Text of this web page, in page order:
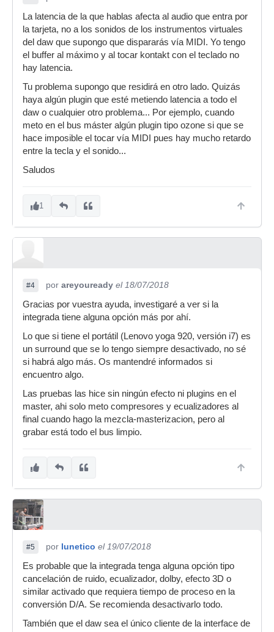
La latencia de la que hablas afecta al audio que entra por
la tarjeta, no a los sonidos de los instrumentos virtuales
del daw que supongo que dispararás vía MIDI. Yo tengo
el buffer al máximo y al tocar kontakt con el teclado no
hay latencia.
Tu problema supongo que residirá en otro lado. Quizás
haya algún plugin que esté metiendo latencia a todo el
daw o cualquier otro problema... Por ejemplo, cuando
meto en el bus máster algún plugin tipo ozone si que se
hace imposible el tocar vía MIDI pues hay mucho retardo
entre la tecla y el sonido...
Saludos
1
#4 por areyouready el 18/07/2018
Gracias por vuestra ayuda, investigaré a ver si la
integrada tiene alguna opción más por ahí.
Lo que si tiene el portátil (Lenovo yoga 920, versión i7) es
un surround que se lo tengo siempre desactivado, no sé
si habrá algo más. Os mantendré informados si
encuentro algo.
Las pruebas las hice sin ningún efecto ni plugins en el
master, ahi solo meto compresores y ecualizadores al
final cuando hago la mezcla-masterizacion, pero al
grabar está todo el bus limpio.
#5 por lunetico el 19/07/2018
Es probable que la integrada tenga alguna opción tipo
cancelación de ruido, ecualizador, dolby, efecto 3D o
similar activado que requiera tiempo de proceso en la
conversión D/A. Se recomienda desactivarlo todo.
También que el daw sea el único cliente de la interface de